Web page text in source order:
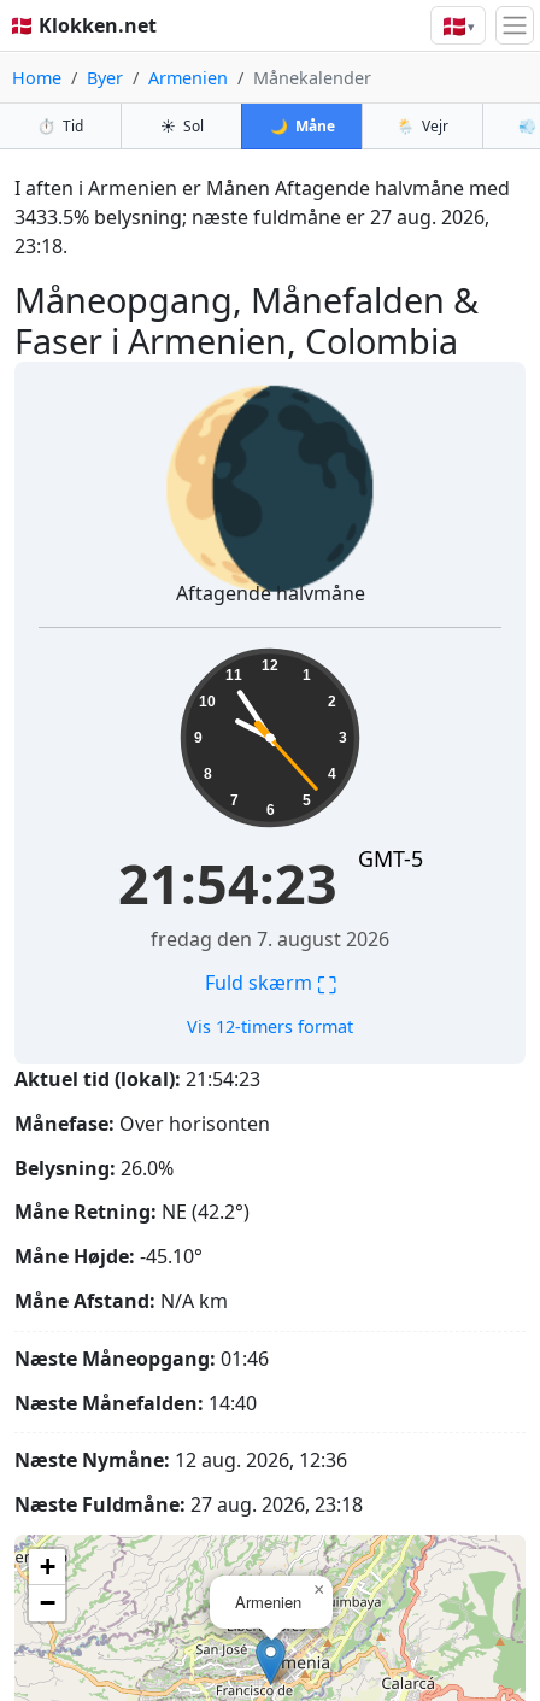
🇩🇰 Klokken.net 🇩🇰▾
Home Byer Armenien Månekalender
⏱️ Tid ☀️ Sol 🌙 Måne 🌦️ Vejr 💨
Måneopgang, Månefalden &
Faser i Armenien, Colombia
I aften i Armenien er Månen Aftagende halvmåne med
3433.5% belysning; næste fuldmåne er 27 aug. 2026,
23:18.
🌘
Aftagende halvmåne
12
1
2
3
4
5
6
7
8
9
10
11
21:54:24 GMT-5
fredag den 7. august 2026
Fuld skærm ⛶
Vis 12-timers format
Aktuel tid (lokal): 21:54:24
Månefase: Over horisonten
Belysning: 26.0%
Måne Retning: NE (42.2°)
Måne Højde: -45.10°
Måne Afstand: N/A km
Næste Måneopgang: 01:46
Næste Månefalden: 14:40
Næste Nymåne: 12 aug. 2026, 12:36
Næste Fuldmåne: 27 aug. 2026, 23:18
Armenien
×
+
−